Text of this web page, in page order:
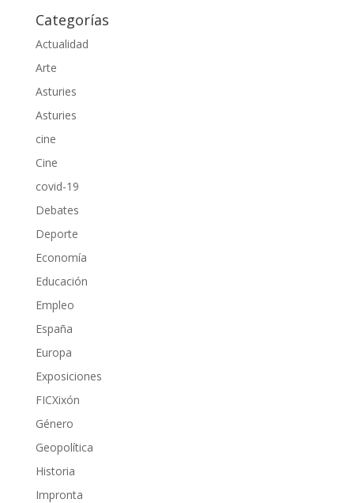
Categorías
Actualidad
Arte
Asturies
Asturies
cine
Cine
covid-19
Debates
Deporte
Economía
Educación
Empleo
España
Europa
Exposiciones
FICXixón
Género
Geopolítica
Historia
Impronta